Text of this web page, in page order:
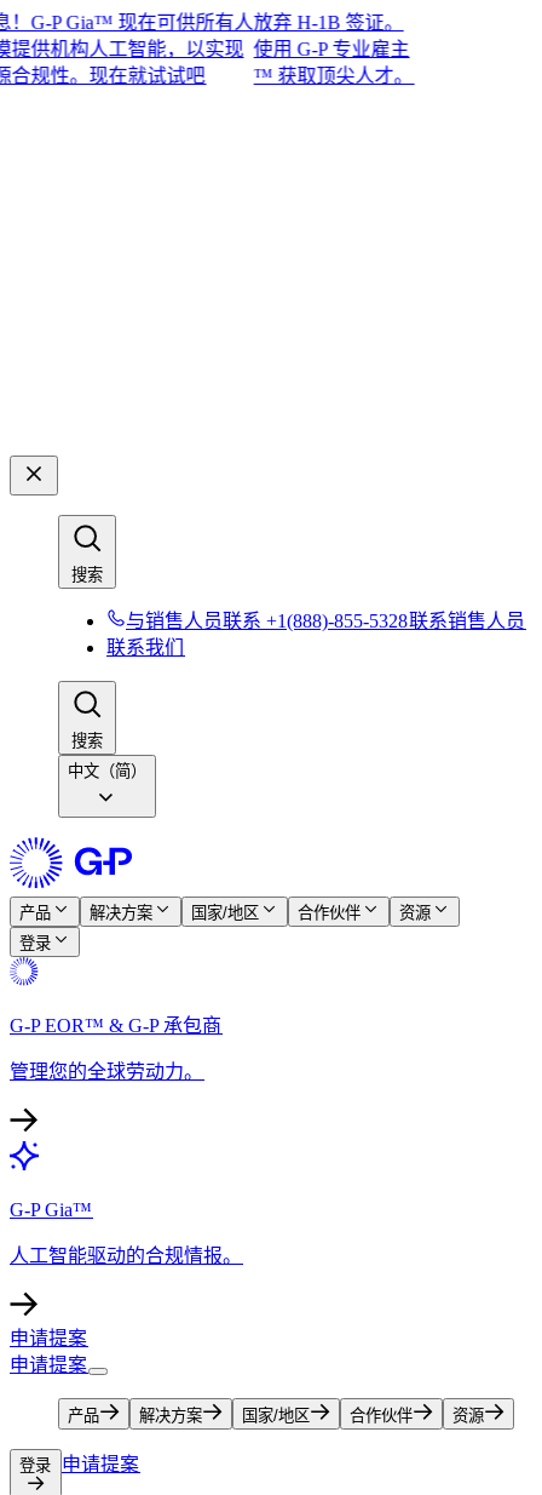
P Gia™ 现在可供所有人
机构人工智能，以实现
性。现在就试试吧​​
放弃 H-1B 签证。
使用 G-P 专业雇主
™ 获取顶尖人才。​​
搜索​​
与销售人员联系 +1(888)-855-5328​​联系销售人员​​
联系我们​​
搜索​​
中文（简）
产品​​ 解决方案​​ 国家/地区​​ 合作伙伴​​
资源​​
登录​​
G-P EOR™ & G-P 承包商​​
管理您的全球劳动力。​​
G-P Gia™​​
人工智能驱动的合规情报。​​
申请提案​​
申请提案​​
产品​​ 解决方案​​ 国家/地区​​ 合作伙伴​​ 资源​​
登录​​ 申请提案​​